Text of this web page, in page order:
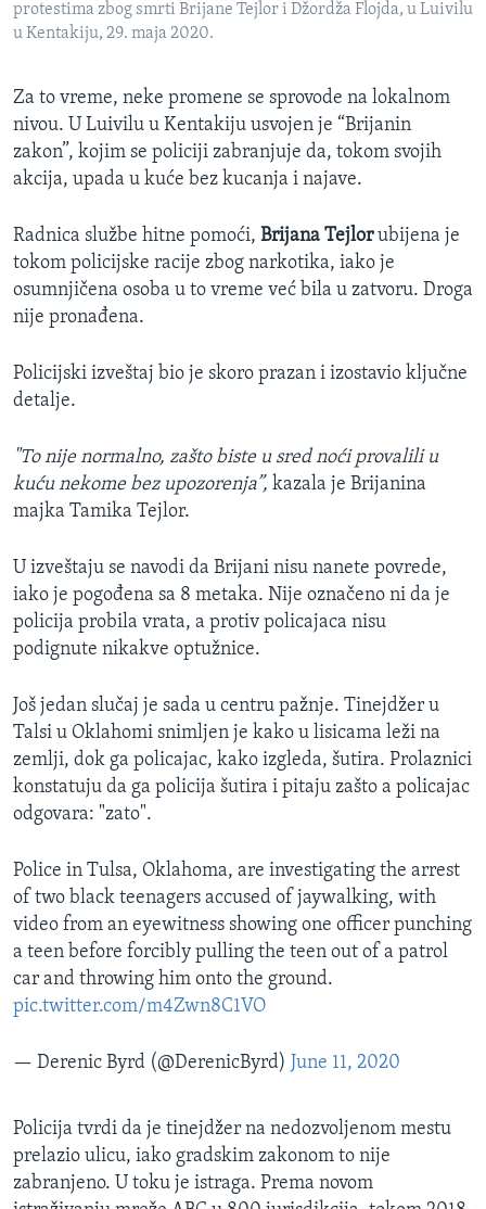
protestima zbog smrti Brijane Tejlor i Džordža Flojda, u Luivilu
u Kentakiju, 29. maja 2020.
Za to vreme, neke promene se sprovode na lokalnom
nivou. U Luivilu u Kentakiju usvojen je “Brijanin
zakon”, kojim se policiji zabranjuje da, tokom svojih
akcija, upada u kuće bez kucanja i najave.
Radnica službe hitne pomoći, Brijana Tejlorubijena je
tokom policijske racije zbog narkotika, iako je
osumnjičena osoba u to vreme već bila u zatvoru. Droga
nije pronađena.
Policijski izveštaj bio je skoro prazan i izostavio ključne
detalje.
"To nije normalno, zašto biste u sred noći provalili u
kuću nekome bez upozorenja”, kazala je Brijanina
majka Tamika Tejlor.
U izveštaju se navodi da Brijani nisu nanete povrede,
iako je pogođena sa 8 metaka. Nije označeno ni da je
policija probila vrata, a protiv policajaca nisu
podignute nikakve optužnice.
Još jedan slučaj je sada u centru pažnje. Tinejdžer u
Talsi u Oklahomi snimljen je kako u lisicama leži na
zemlji, dok ga policajac, kako izgleda, šutira. Prolaznici
konstatuju da ga policija šutira i pitaju zašto a policajac
odgovara: "zato".
Police in Tulsa, Oklahoma, are investigating the arrest
of two black teenagers accused of jaywalking, with
video from an eyewitness showing one officer punching
a teen before forcibly pulling the teen out of a patrol
car and throwing him onto the ground.
pic.twitter.com/m4Zwn8C1VO
— Derenic Byrd (@DerenicByrd) June 11, 2020
Policija tvrdi da je tinejdžer na nedozvoljenom mestu
prelazio ulicu, iako gradskim zakonom to nije
zabranjeno. U toku je istraga. Prema novom